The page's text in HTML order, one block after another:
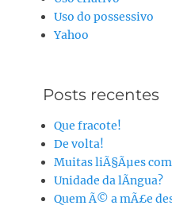
Uso do possessivo
Yahoo
Posts recentes
Que fracote!
De volta!
Muitas liÃ§Ãµes
Unidade da lÃ­ngua?
Quem Ã© a mÃ£e